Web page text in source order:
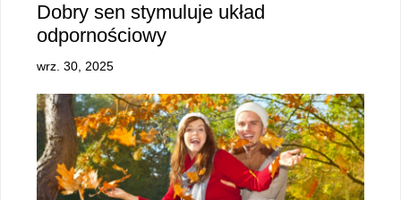
Dobry sen stymuluje układ
odpornościowy
wrz. 30, 2025